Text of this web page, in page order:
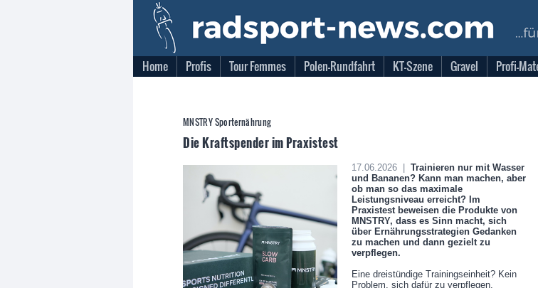
Home Profis Tour Femmes Polen-Rundfahrt KT-Szene Gravel Profi-
MNSTRY Sporternährung
Die Kraftspender im Praxistest
17.06.2026 |
Trainieren nur mit Wasser
und Bananen? Kann man machen, aber
ob man so das maximale
Leistungsniveau erreicht? Im
Praxistest beweisen die Produkte von
MNSTRY, dass es Sinn macht, sich
über Ernährungsstrategien Gedanken
zu machen und dann gezielt zu
verpflegen.
Eine dreistündige Trainingseinheit? Kein
Problem, sich dafür zu verpflegen.